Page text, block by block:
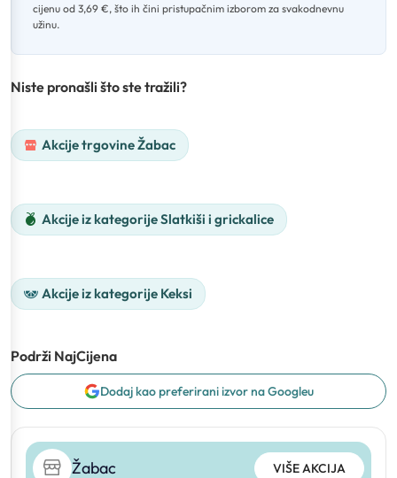
cijenu od 3,69 €, što ih čini pristupačnim izborom za svakodnevnu
užinu.
Niste pronašli što ste tražili?
Akcije trgovine Žabac
Akcije iz kategorije Slatkiši i grickalice
Akcije iz kategorije Keksi
Podrži NajCijena
Dodaj kao preferirani izvor na Googleu
Žabac VIŠE AKCIJA